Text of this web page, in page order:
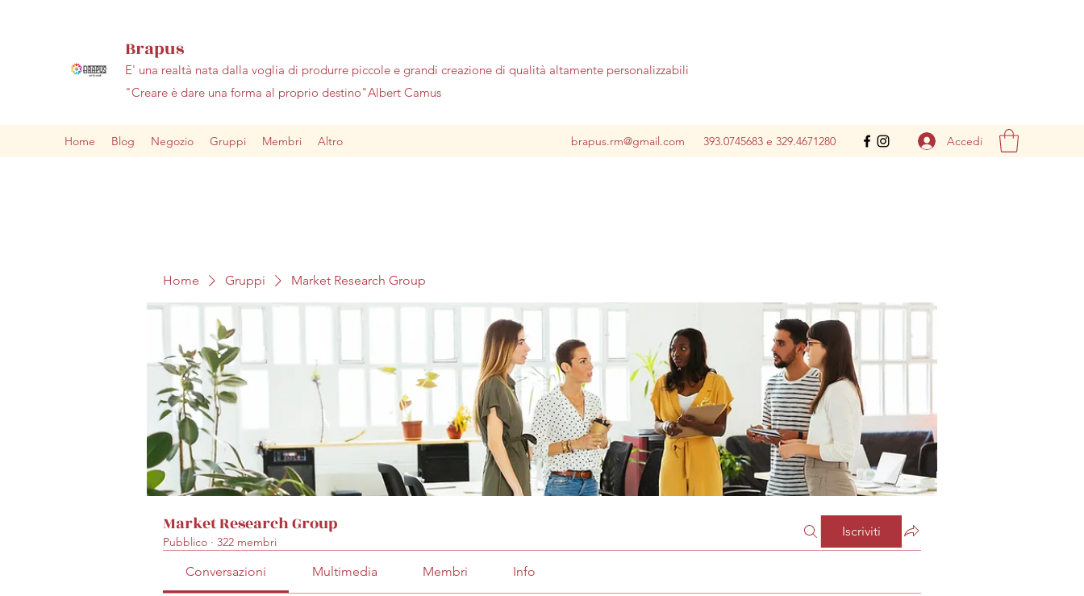
Brapus
E' una realtà nata dalla voglia di produrre piccole e grandi creazione di qualità altamente personalizzabili
"Creare è dare una forma al proprio destino"Albert Camus
Home Blog Negozio Gruppi Membri Altro brapus.rm@gmail.com 393.0745683 e 329.4671280 Accedi
Home Gruppi Market Research Group
Market Research Group
Pubblico · 322 membri
Iscriviti
Conversazioni Multimedia Membri Info